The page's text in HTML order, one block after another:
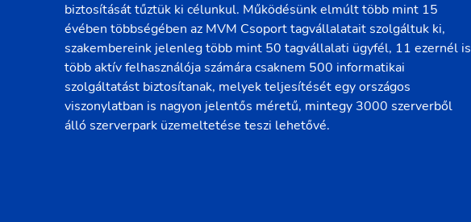
biztosítását tűztük ki célunkul. Működésünk elmúlt több mint 15
évében többségében az MVM Csoport tagvállalatait szolgáltuk ki,
szakembereink jelenleg több mint 50 tagvállalati ügyfél, 11 ezernél is
több aktív felhasználója számára csaknem 500 informatikai
szolgáltatást biztosítanak, melyek teljesítését egy országos
viszonylatban is nagyon jelentős méretű, mintegy 3000 szerverből
álló szerverpark üzemeltetése teszi lehetővé.